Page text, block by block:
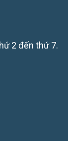
2 đến thứ 7.